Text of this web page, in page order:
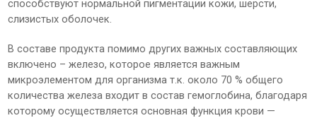
способствуют нормальной пигментации кожи, шерсти,
слизистых оболочек.
В составе продукта помимо других важных составляющих
включено – железо, которое является важным
микроэлементом для организма т.к. около 70 % общего
количества железа входит в состав гемоглобина, благодаря
которому осуществляется основная функция крови —